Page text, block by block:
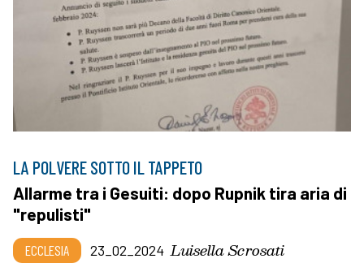
LA POLVERE SOTTO IL TAPPETO
Allarme tra i Gesuiti: dopo Rupnik tira aria di
"repulisti"
ECCLESIA 23_02_2024 Luisella Scrosati